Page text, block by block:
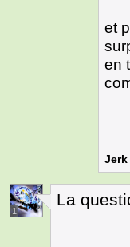
et
en
Jerk
1
La